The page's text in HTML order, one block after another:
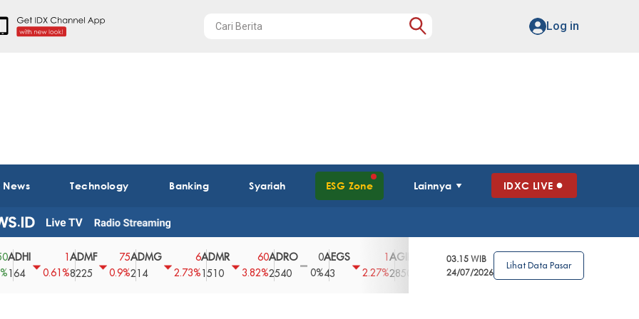
Log in
Technology Banking Syariah ESG Zone Lainnya IDXC LIVE
0.61%
ADMF
8225
75
0.9%
ADMG
214
2.73%
ADMR
1510
3.82%
ADRO
2540
0
0%
AEGS
2.27%2850
3.39%
AGRO
4
2.63%
AGRS
0%
03.15 WIB
24/07/2026
Lihat Data Pasar